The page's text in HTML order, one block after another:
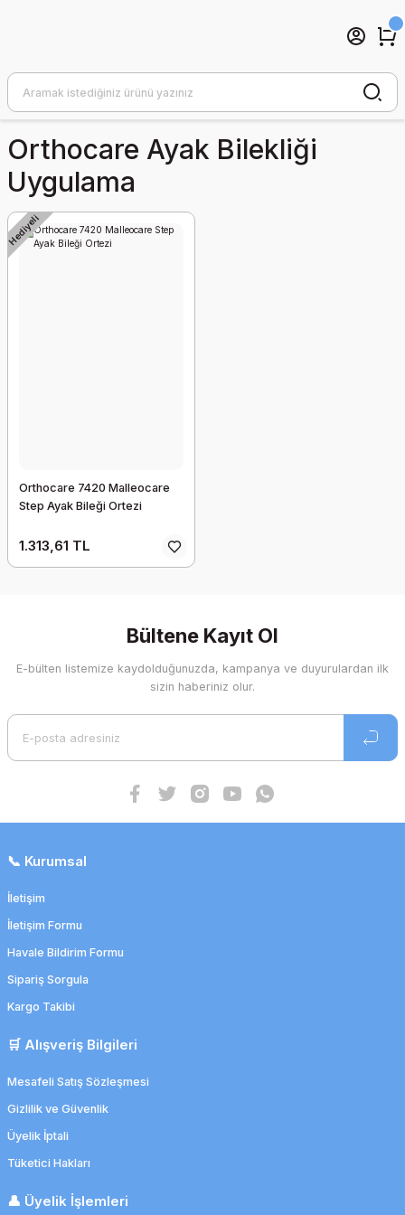
Orthocare Ayak Bilekliği
Uygulama
Hediyeli
Orthocare 7420 Malleocare
Step Ayak Bileği Ortezi
1.313,61 TL
Bültene Kayıt Ol
E-bülten listemize kaydolduğunuzda, kampanya ve duyurulardan ilk
sizin haberiniz olur.
📞 Kurumsal
İletişim
İletişim Formu
Havale Bildirim Formu
Sipariş Sorgula
Kargo Takibi
🛒 Alışveriş Bilgileri
Mesafeli Satış Sözleşmesi
Gizlilik ve Güvenlik
Üyelik İptali
Tüketici Hakları
👤 Üyelik İşlemleri